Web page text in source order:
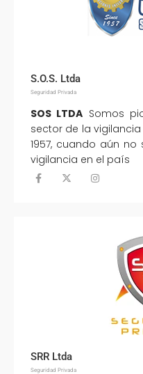
S.O.S. Ltda
Seguridad Privada
SOS LTDA Somos
sector de la
1957, cuando aún
vigilancia en el país
SRR Ltda
Seguridad Privada